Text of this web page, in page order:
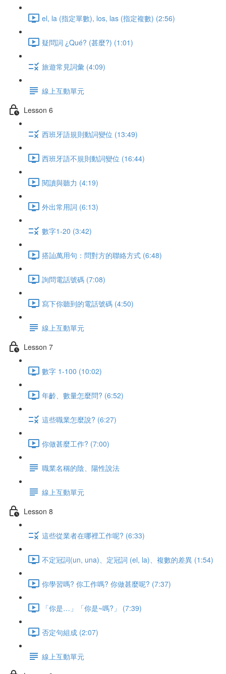
el, la (指定單數), los, las (指定複數) (2:56)
疑問詞 ¿Qué? (甚麼?) (1:01)
旅遊常見詞彙 (4:09)
線上互動單元
Lesson 6
西班牙語規則動詞變位 (13:49)
西班牙語不規則動詞變位 (16:44)
閱讀與聽力 (4:19)
外出常用詞 (6:13)
數字1-20 (3:42)
搭訕萬用句：問對方的聯絡方式 (6:48)
詢問電話號碼 (7:08)
寫下你聽到的電話號碼 (4:50)
線上互動單元
Lesson 7
數字 1-100 (10:02)
年齡、數量怎麼問? (6:52)
這些職業怎麼說? (6:27)
你做甚麼工作? (7:00)
職業名稱的陰、陽性說法
線上互動單元
Lesson 8
這些從業者在哪裡工作呢? (6:33)
不定冠詞(un, una)、定冠詞 (el, la)、複數的差異 (1:54)
你學習嗎? 你工作嗎? 你做甚麼呢? (7:37)
「你是…」「你是~嗎?」 (7:39)
否定句組成 (2:07)
線上互動單元